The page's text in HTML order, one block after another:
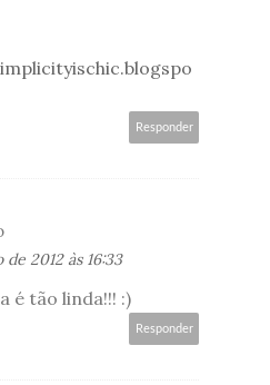
Responder
2012 às 16:33
é tão linda!!! :)
Responder